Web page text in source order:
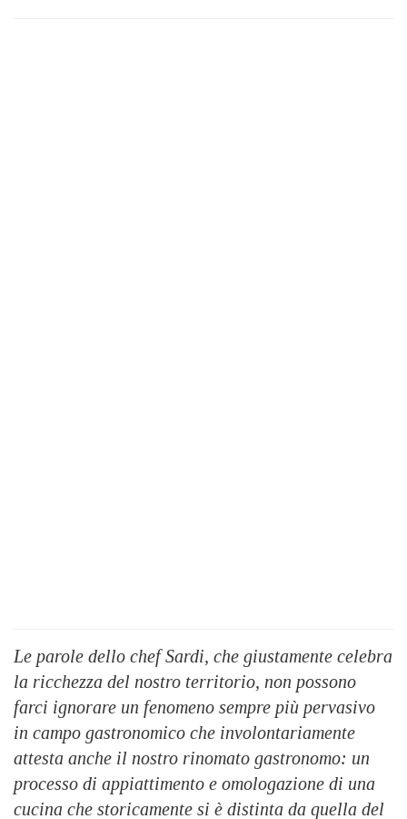
Le parole dello chef Sardi, che giustamente celebra
la ricchezza del nostro territorio, non possono
farci ignorare un fenomeno sempre più pervasivo
in campo gastronomico che involontariamente
attesta anche il nostro rinomato gastronomo: un
processo di appiattimento e omologazione di una
cucina che storicamente si è distinta da quella del